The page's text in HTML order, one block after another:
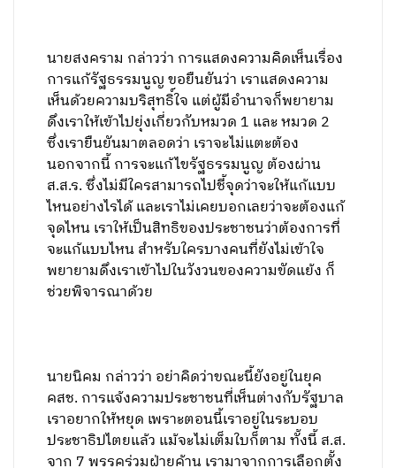
นายสงคราม กล่าวว่า การแสดงความคิดเห็นเรื่อง
การแก้รัฐธรรมนูญ ขอยืนยันว่า เราแสดงความ
เห็นด้วยความบริสุทธิ์ใจ แต่ผู้มีอำนาจก็พยายาม
ดึงเราให้เข้าไปยุ่งเกี่ยวกับหมวด 1 และ หมวด 2
ซึ่งเรายืนยันมาตลอดว่า เราจะไม่แตะต้อง
นอกจากนี้ การจะแก้ไขรัฐธรรมนูญ ต้องผ่าน
ส.ส.ร. ซึ่งไม่มีใครสามารถไปชี้จุดว่าจะให้แก้แบบ
ไหนอย่างไรได้ และเราไม่เคยบอกเลยว่าจะต้องแก้
จุดไหน เราให้เป็นสิทธิของประชาชนว่าต้องการที่
จะแก้แบบไหน สำหรับใครบางคนที่ยังไม่เข้าใจ
พยายามดึงเราเข้าไปในวังวนของความขัดแย้ง ก็
ช่วยพิจารณาด้วย
นายนิคม กล่าวว่า อย่าคิดว่าขณะนี้ยังอยู่ในยุค
คสช. การแจ้งความประชาชนที่เห็นต่างกับรัฐบาล
เราอยากให้หยุด เพราะตอนนี้เราอยู่ในระบอบ
ประชาธิปไตยแล้ว แม้จะไม่เต็มใบก็ตาม ทั้งนี้ ส.ส.
จาก 7 พรรคร่วมฝ่ายค้าน เรามาจากการเลือกตั้ง